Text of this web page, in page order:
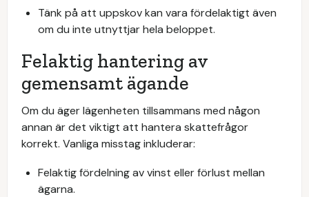
Tänk på att uppskov kan vara fördelaktigt även
om du inte utnyttjar hela beloppet.
Felaktig hantering av
gemensamt ägande
Om du äger lägenheten tillsammans med någon
annan är det viktigt att hantera skattefrågor
korrekt. Vanliga misstag inkluderar:
Felaktig fördelning av vinst eller förlust mellan
ägarna.